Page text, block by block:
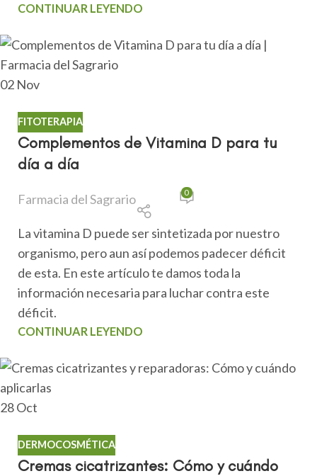
CONTINUAR LEYENDO
02 Nov
FITOTERAPIA
Complementos de Vitamina D para tu
día a día
Farmacia del Sagrario 0
La vitamina D puede ser sintetizada por nuestro
organismo, pero aun así podemos padecer déficit
de esta. En este artículo te damos toda la
información necesaria para luchar contra este
déficit.
CONTINUAR LEYENDO
28Oct
DERMOCOSMÉTICA
Cremas cicatrizantes: Cómo y cuándo